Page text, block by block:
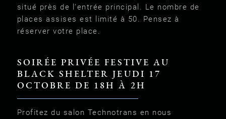
situé près de l’entrée principal. Le nombre de
places assises est limité à 50. Pensez à
réserver votre place.
SOIRÉE PRIVÉE FESTIVE AU
BLACK SHELTER JEUDI 17
OCTOBRE DE 18H À 2H
Profitez du salon Technotrans en nous